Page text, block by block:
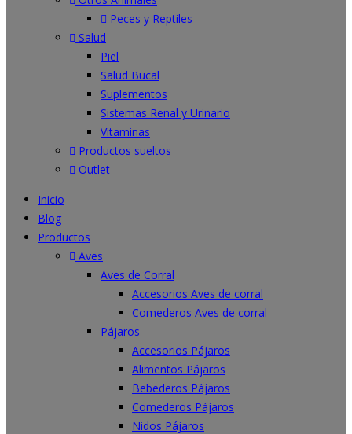
Peces y Reptiles
Salud
Piel
Salud Bucal
Suplementos
Sistemas Renal y Urinario
Vitaminas
Productos sueltos
Outlet
Inicio
Blog
Productos
Aves
Aves de Corral
Accesorios Aves de corral
Comederos Aves de corral
Pájaros
Accesorios Pájaros
Alimentos Pájaros
Bebederos Pájaros
Comederos Pájaros
Nidos Pájaros